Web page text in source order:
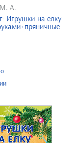
А.
Игрушки на елку